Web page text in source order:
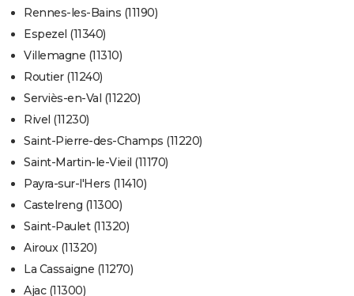
Rennes-les-Bains (11190)
Espezel (11340)
Villemagne (11310)
Routier (11240)
Serviès-en-Val (11220)
Rivel (11230)
Saint-Pierre-des-Champs (11220)
Saint-Martin-le-Vieil (11170)
Payra-sur-l'Hers (11410)
Castelreng (11300)
Saint-Paulet (11320)
Airoux (11320)
La Cassaigne (11270)
Ajac (11300)